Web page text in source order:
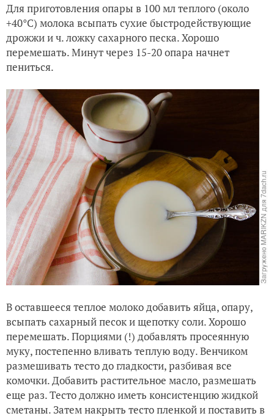
Для приготовления опары в 100 мл теплого (около
+40°C) молока всыпать сухие быстродействующие
дрожжи и ч. ложку сахарного песка. Хорошо
перемешать. Минут через 15-20 опара начнет
пениться.
В оставшееся теплое молоко добавить яйца, опару,
всыпать сахарный песок и щепотку соли. Хорошо
перемешать. Порциями (!) добавлять просеянную
муку, постепенно вливать теплую воду. Венчиком
размешивать тесто до гладкости, разбивая все
комочки. Добавить растительное масло, размешать
еще раз. Тесто должно иметь консистенцию жидкой
сметаны. Затем накрыть тесто пленкой и поставить в